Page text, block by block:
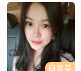
白富美